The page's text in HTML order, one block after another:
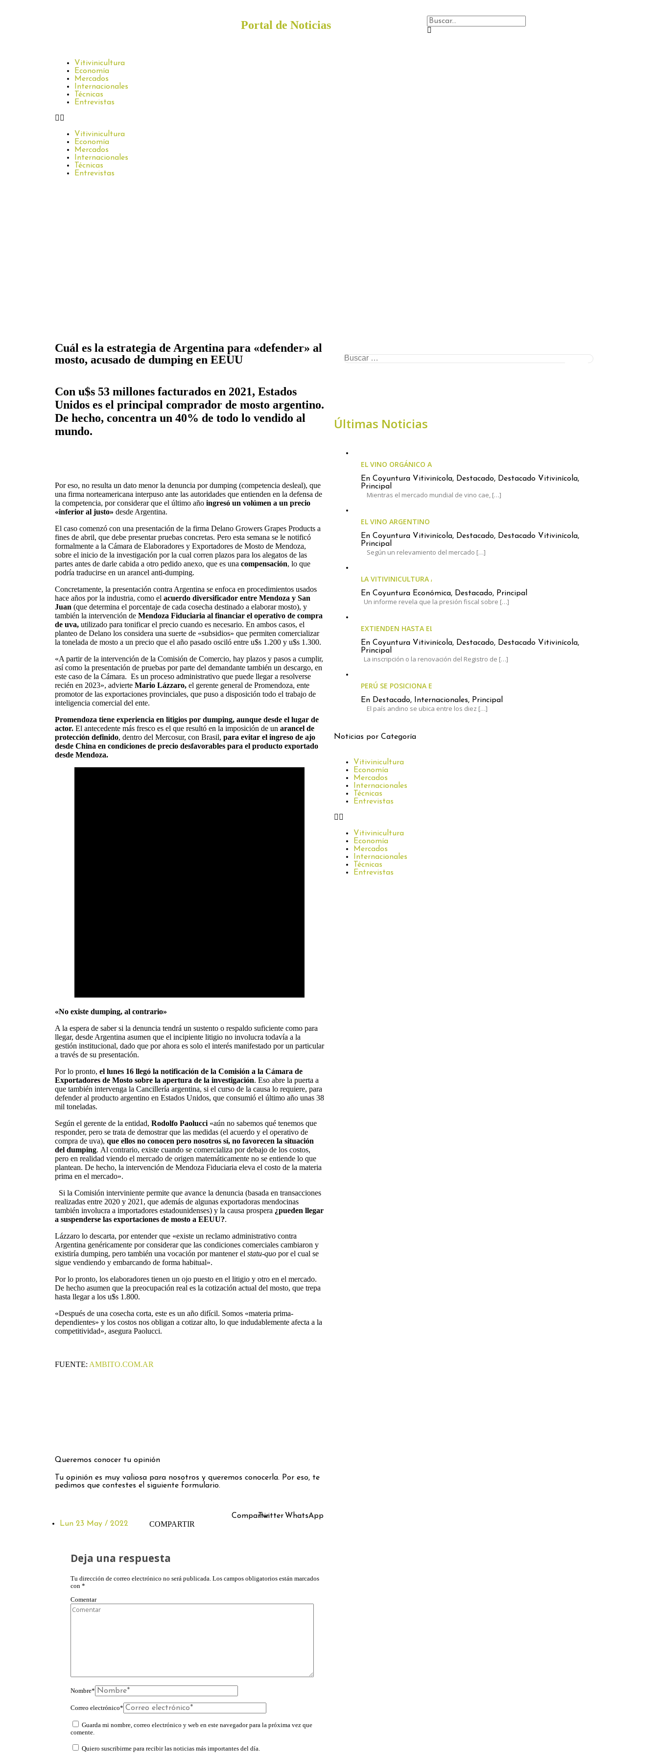
Portal de Noticias
Vitivinicultura
Economía
Mercados
Internacionales
Técnicas
Entrevistas
Vitivinicultura
Economía
Mercados
Internacionales
Técnicas
Entrevistas
Cuál es la estrategia de Argentina para «defender» al
mosto, acusado de dumping en EEUU
Con u$s 53 millones facturados en 2021, Estados
Unidos es el principal comprador de mosto argentino.
De hecho, concentra un 40% de todo lo vendido al
mundo.
Por eso, no resulta un dato menor la denuncia por dumping (competencia desleal), que
una firma norteamericana interpuso ante las autoridades que entienden en la defensa de
la competencia, por considerar que el último año ingresó un volúmen a un precio
«inferior al justo» desde Argentina.
El caso comenzó con una presentación de la firma Delano Growers Grapes Products a
fines de abril, que debe presentar pruebas concretas. Pero esta semana se le notificó
formalmente a la Cámara de Elaboradores y Exportadores de Mosto de Mendoza,
sobre el inicio de la investigación por la cual corren plazos para los alegatos de las
partes antes de darle cabida a otro pedido anexo, que es una compensación, lo que
podría traducirse en un arancel anti-dumping.
Concretamente, la presentación contra Argentina se enfoca en procedimientos usados
hace años por la industria, como el acuerdo diversificador entre Mendoza y San
Juan (que determina el porcentaje de cada cosecha destinado a elaborar mosto), y
también la intervención de Mendoza Fiduciaria al financiar el operativo de compra
de uva, utilizado para tonificar el precio cuando es necesario. En ambos casos, el
planteo de Delano los considera una suerte de «subsidios» que permiten comercializar
la tonelada de mosto a un precio que el año pasado osciló entre u$s 1.200 y u$s 1.300.
«A partir de la intervención de la Comisión de Comercio, hay plazos y pasos a cumplir,
así como la presentación de pruebas por parte del demandante también un descargo, en
este caso de la Cámara. Es un proceso administrativo que puede llegar a resolverse
recién en 2023», advierte Mario Lázzaro, el gerente general de Promendoza, ente
promotor de las exportaciones provinciales, que puso a disposición todo el trabajo de
inteligencia comercial del ente.
Promendoza tiene experiencia en litigios por dumping, aunque desde el lugar de
actor. El antecedente más fresco es el que resultó en la imposición de un arancel de
protección definido, dentro del Mercosur, con Brasil, para evitar el ingreso de ajo
desde China en condiciones de precio desfavorables para el producto exportado
desde Mendoza.
«No existe dumping, al contrario»
A la espera de saber si la denuncia tendrá un sustento o respaldo suficiente como para
llegar, desde Argentina asumen que el incipiente litigio no involucra todavía a la
gestión institucional, dado que por ahora es solo el interés manifestado por un particular
a través de su presentación.
Por lo pronto, el lunes 16 llegó la notificación de la Comisión a la Cámara de
Exportadores de Mosto sobre la apertura de la investigación. Eso abre la puerta a
que también intervenga la Cancillería argentina, si el curso de la causa lo requiere, para
defender al producto argentino en Estados Unidos, que consumió el último año unas 38
mil toneladas.
Según el gerente de la entidad, Rodolfo Paolucci «aún no sabemos qué tenemos que
responder, pero se trata de demostrar que las medidas (el acuerdo y el operativo de
compra de uva), que ellos no conocen pero nosotros sí, no favorecen la situación
del dumping. Al contrario, existe cuando se comercializa por debajo de los costos,
pero en realidad viendo el mercado de origen matemáticamente no se entiende lo que
plantean. De hecho, la intervención de Mendoza Fiduciaria eleva el costo de la materia
prima en el mercado».
Si la Comisión interviniente permite que avance la denuncia (basada en transacciones
realizadas entre 2020 y 2021, que además de algunas exportadoras mendocinas
también involucra a importadores estadounidenses) y la causa prospera ¿pueden llegar
a suspenderse las exportaciones de mosto a EEUU?.
Lázzaro lo descarta, por entender que «existe un reclamo administrativo contra
Argentina genéricamente por considerar que las condiciones comerciales cambiaron y
existiría dumping, pero también una vocación por mantener el statu-quo por el cual se
sigue vendiendo y embarcando de forma habitual».
Por lo pronto, los elaboradores tienen un ojo puesto en el litigio y otro en el mercado.
De hecho asumen que la preocupación real es la cotización actual del mosto, que trepa
hasta llegar a los u$s 1.800.
«Después de una cosecha corta, este es un año difícil. Somos «materia prima-
dependientes» y los costos nos obligan a cotizar alto, lo que indudablemente afecta a la
competitividad», asegura Paolucci.
FUENTE: AMBITO.COM.AR
Queremos conocer tu opinión
Tu opinión es muy valiosa para nosotros y queremos conocerla. Por eso, te
pedimos que contestes el siguiente formulario.
Lun 23 May / 2022 COMPARTIR
CompartirTwitter WhatsApp
Deja una respuesta
Tu dirección de correo electrónico no será publicada. Los campos obligatorios están marcados
con *
Comentar
Nombre*
Correo electrónico*
Guarda mi nombre, correo electrónico y web en este navegador para la próxima vez que
comente.
Quiero suscribirme para recibir las noticias más importantes del día.
Últimas Noticias
EL VINO ORGÁNICO ARGENTINO CRECE A CONTRAMANO DEL CONSUMO GLOBAL
En Coyuntura Vitivinícola, Destacado, Destacado Vitivinícola,
Principal
Mientras el mercado mundial de vino cae, […]
EL VINO ARGENTINO AUMENTÓ MENOS QUE LA INFLACIÓN
En Coyuntura Vitivinícola, Destacado, Destacado Vitivinícola,
Principal
Según un relevamiento del mercado […]
LA VITIVINICULTURA ARGENTINA, AL LÍMITE: EL ESTADO SE LLEVA EL 62% DE SUS
En Coyuntura Económica, Destacado, Principal
Un informe revela que la presión fiscal sobre […]
EXTIENDEN HASTA EL 30 DE JUNIO EL PLAZO PARA ACTUALIZAR EL RUT-SIA
En Coyuntura Vitivinícola, Destacado, Destacado Vitivinícola,
Principal
La inscripción o la renovación del Registro de […]
PERÚ SE POSICIONA ENTRE LOS LÍDERES MUNDIALES EN UVA DE MESA CON UN
En Destacado, Internacionales, Principal
El país andino se ubica entre los diez […]
Noticias por Categoría
Vitivinicultura
Economía
Mercados
Internacionales
Técnicas
Entrevistas
Vitivinicultura
Economía
Mercados
Internacionales
Técnicas
Entrevistas